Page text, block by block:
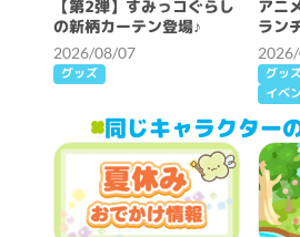
【第2弾】すみっコぐらし
の新柄カーテン登場♪
2026/08/07
グッズ
アニ
ラン
ェ開
グッ
イベ
同じキャラクター